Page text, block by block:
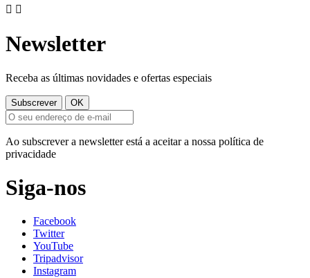
 
Newsletter
Receba as últimas novidades e ofertas especiais
Ao subscrever a newsletter está a aceitar a nossa política de
privacidade
Siga-nos
Facebook
Twitter
YouTube
Tripadvisor
Instagram